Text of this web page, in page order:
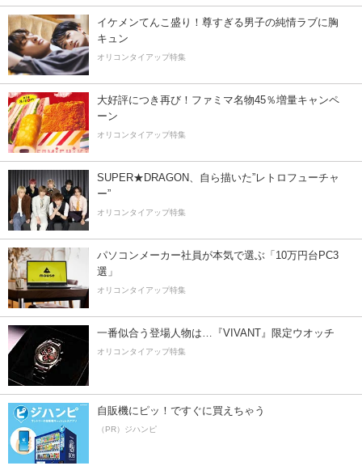
イケメンてんこ盛り！尊すぎる男子の純情ラブに胸
キュン
オリコンタイアップ特集
大好評につき再び！ファミマ名物45％増量キャンペ
ーン
オリコンタイアップ特集
SUPER★DRAGON、自ら描いた”レトロフューチャ
ー”
オリコンタイアップ特集
パソコンメーカー社員が本気で選ぶ「10万円台PC3
選」
オリコンタイアップ特集
一番似合う登場人物は…『VIVANT』限定ウオッチ
オリコンタイアップ特集
自販機にピッ！ですぐに買えちゃう
（PR）ジハンピ